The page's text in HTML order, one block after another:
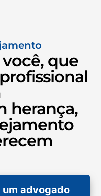
que
herança,
advogado